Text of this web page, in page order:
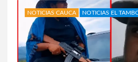
NOTICIAS CAUCA NOTICIAS EL